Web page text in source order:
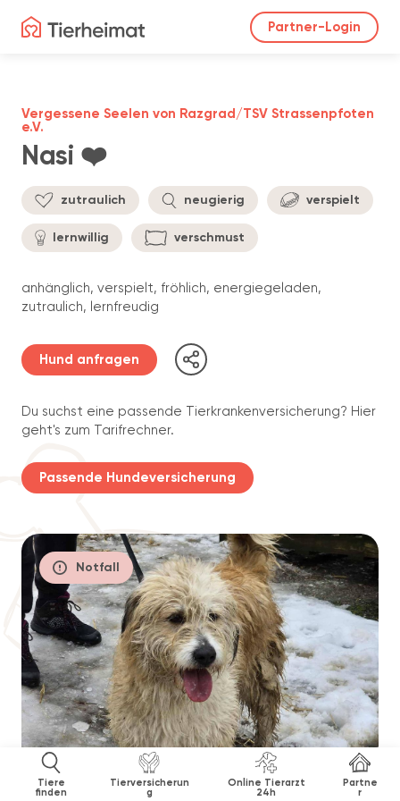
Partner-Login
Tiere
finden
Tierversicherun
g
Online Tierarzt
24h
Partne
r
Nasi ❤️
Vergessene Seelen von Razgrad/TSV Strassenpfoten
e.V.
zutraulich neugierig verspielt
lernwillig verschmust
anhänglich, verspielt, fröhlich, energiegeladen,
zutraulich, lernfreudig
Hund anfragen
Du suchst eine passende Tierkrankenversicherung? Hier
geht's zum Tarifrechner.
Passende Hundeversicherung
Notfall